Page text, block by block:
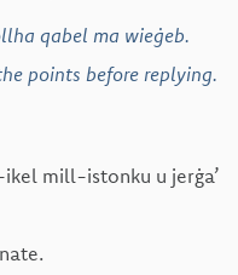
qabel ma wieġeb.
points before replying.
mill-istonku u jerġa’